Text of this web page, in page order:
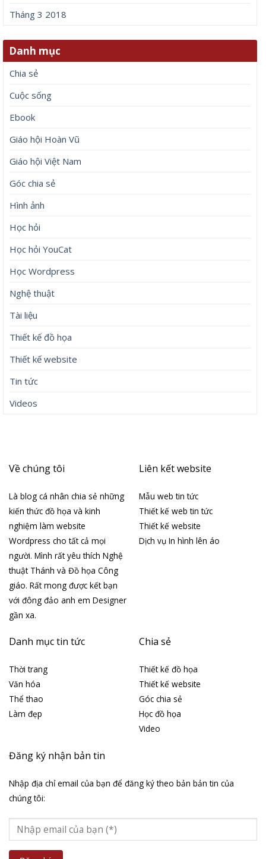
Tháng 3 2018
Danh mục
Chia sẻ
Cuộc sống
Ebook
Giáo hội Hoàn Vũ
Giáo hội Việt Nam
Góc chia sẻ
Hình ảnh
Học hỏi
Học hỏi YouCat
Học Wordpress
Nghệ thuật
Tài liệu
Thiết kế đồ họa
Thiết kế website
Tin tức
Videos
Về chúng tôi
Là blog cá nhân chia sẻ những
kiến thức đồ họa và kinh
nghiệm làm website
Wordpress cho tất cả mọi
người. Mình rất yêu thích Nghệ
thuật Thánh và Đồ họa Công
giáo. Rất mong được kết bạn
với đông đảo anh em Designer
gần xa.
Liên kết website
Mẫu web tin tức
Thiết kế web tin tức
Thiết kế website
Dịch vụ In hình lên áo
Danh mục tin tức
Thời trang
Văn hóa
Thể thao
Làm đẹp
Chia sẻ
Thiết kế đồ họa
Thiết kế website
Góc chia sẻ
Học đồ họa
Video
Đăng ký nhận bản tin
Nhập địa chỉ email của bạn để đăng ký theo bản bản tin của
chúng tôi: